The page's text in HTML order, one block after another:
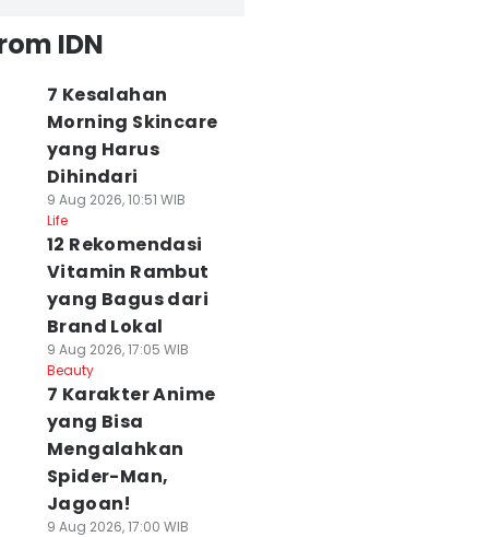
IDN
7 Kesalahan
Morning Skincare
yang Harus
Dihindari
9 Aug 2026, 10:51 WIB
Life
12 Rekomendasi
Vitamin Rambut
yang Bagus dari
Brand Lokal
9 Aug 2026, 17:05 WIB
Beauty
7 Karakter Anime
yang Bisa
Mengalahkan
Spider-Man,
Jagoan!
9 Aug 2026, 17:00 WIB